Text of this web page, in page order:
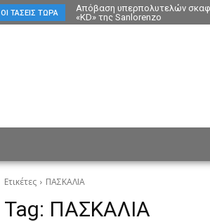
ΟΙ ΤΆΣΕΙΣ ΤΏΡΑ
Απόβαση υπερπολυτελών
«KD» της Sanlorenzo
Ετικέτες ΠΑΣΚΑΛΙΑ
Tag: ΠΑΣΚΑΛΙΑ